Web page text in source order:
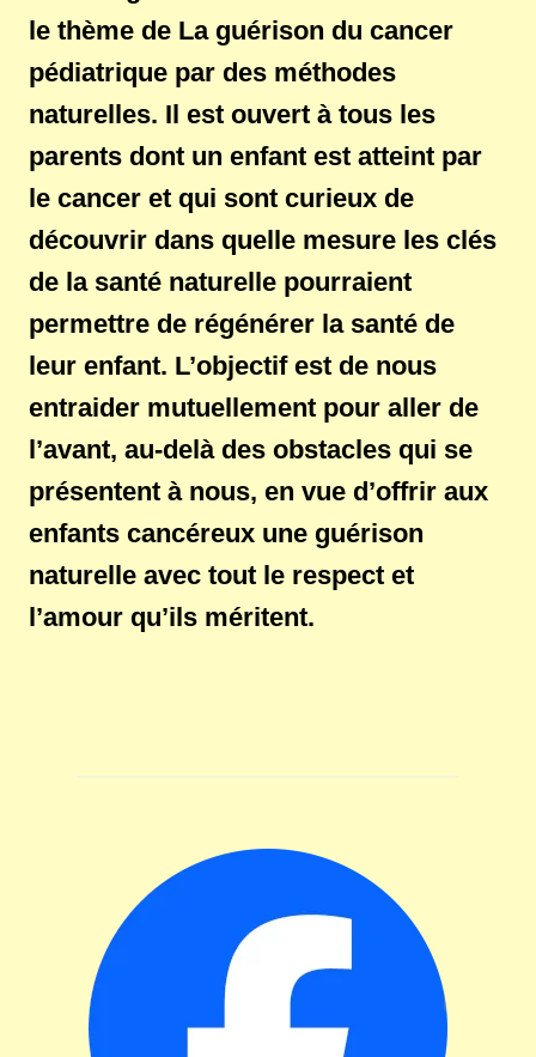
le thème de La guérison du cancer
pédiatrique par des méthodes
naturelles. Il est ouvert à tous les
parents dont un enfant est atteint par
le cancer et qui sont curieux de
découvrir dans quelle mesure les clés
de la santé naturelle pourraient
permettre de régénérer la santé de
leur enfant. L’objectif est de nous
entraider mutuellement pour aller de
l’avant, au-delà des obstacles qui se
présentent à nous, en vue d’offrir aux
enfants cancéreux une guérison
naturelle avec tout le respect et
l’amour qu’ils méritent.